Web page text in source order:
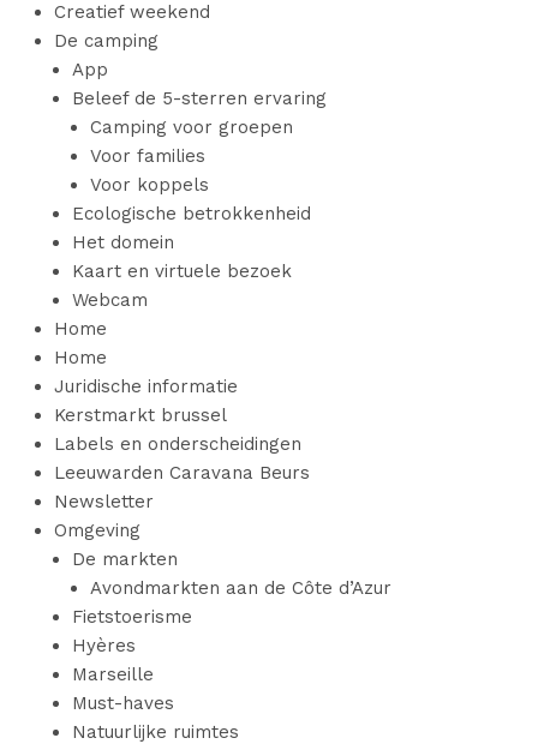
Creatief weekend
De camping
App
Beleef de 5-sterren ervaring
Camping voor groepen
Voor families
Voor koppels
Ecologische betrokkenheid
Het domein
Kaart en virtuele bezoek
Webcam
Home
Home
Juridische informatie
Kerstmarkt brussel
Labels en onderscheidingen
Leeuwarden Caravana Beurs
Newsletter
Omgeving
De markten
Avondmarkten aan de Côte d’Azur
Fietstoerisme
Hyères
Marseille
Must-haves
Natuurlijke ruimtes